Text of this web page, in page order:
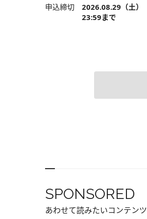
申込締切 2026.08.29（土）
23:59まで
SPONSORED
あわせて読みたいコンテンツ